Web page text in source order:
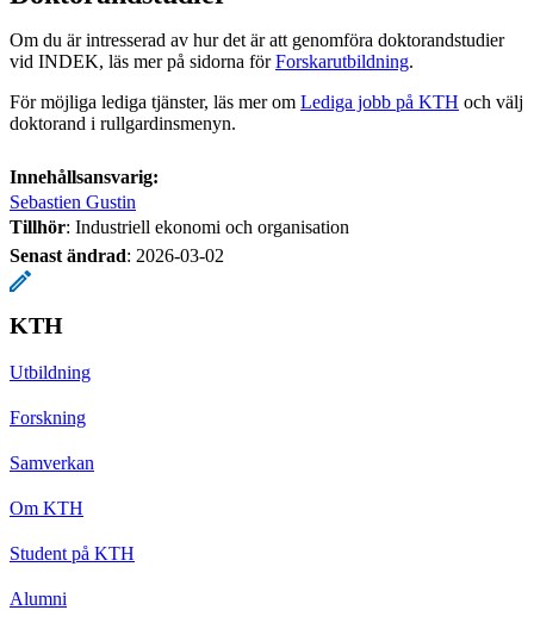
Om du är intresserad av hur det är att genomföra doktorandstudier
vid INDEK, läs mer på sidorna förForskarutbildning.
För möjliga lediga tjänster, läs mer om Lediga jobb på KTH och välj
doktorand i rullgardinsmenyn.
Innehållsansvarig:
Sebastien Gustin
Tillhör: Industriell ekonomi och organisation
Senast ändrad: 2026-03-02
KTH
Utbildning
Forskning
Samverkan
Om KTH
Student på KTH
Alumni